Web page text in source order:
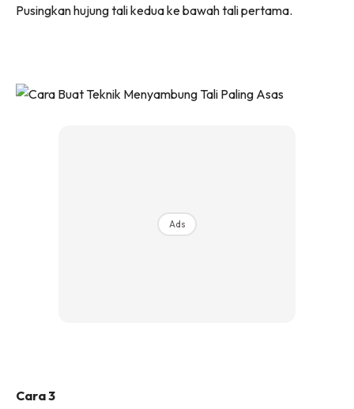
Pusingkan hujung tali kedua ke bawah tali pertama.
Ads
Cara 3